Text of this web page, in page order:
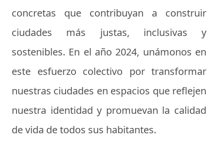
concretas que contribuyan a construir
ciudades más justas, inclusivas y
sostenibles. En el año 2024, unámonos en
este esfuerzo colectivo por transformar
nuestras ciudades en espacios que reflejen
nuestra identidad y promuevan la calidad
de vida de todos sus habitantes.